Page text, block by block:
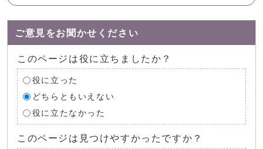
ご意見をお聞かせください
このページは役に立ちましたか？
役に立った
どちらともいえない
役に立たなかった
このページは見つけやすかったですか？